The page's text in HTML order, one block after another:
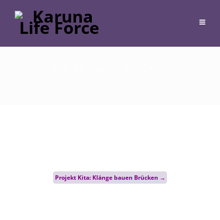
navigation
Projekt Kita: Klänge bauen Brücken →